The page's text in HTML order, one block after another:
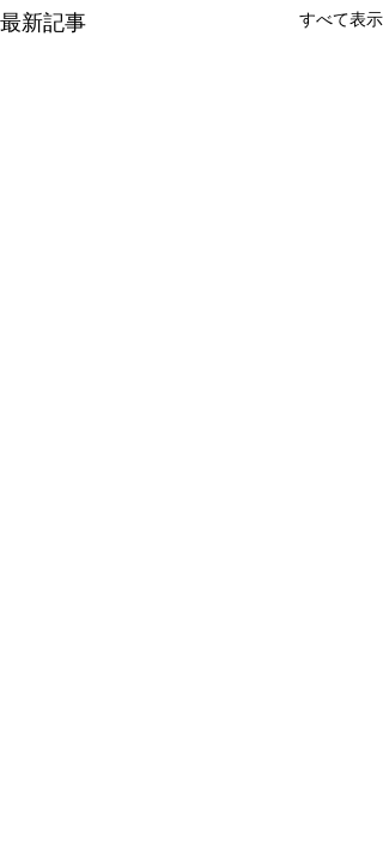
最新記事 すべて表示